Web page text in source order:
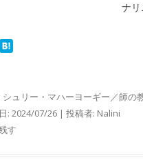
ナリ
シュリー・マハーヨーギー／師の
: 2024/07/26 | 投稿者: Nalini
す